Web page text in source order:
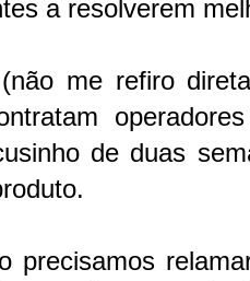
a resolverem
me refiro
de duas
precisamos